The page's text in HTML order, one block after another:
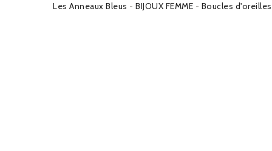
Les Anneaux Bleus BIJOUX FEMME Boucles